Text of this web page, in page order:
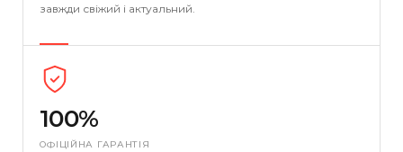
завжди свіжий і актуальний.
100%
ОФІЦІЙНА ГАРАНТІЯ